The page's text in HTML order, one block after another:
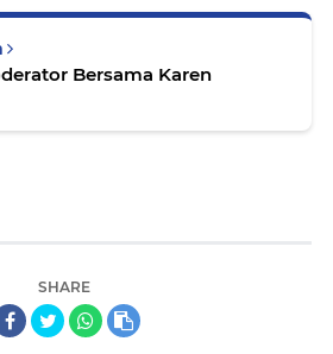
Bersama Karen
SHARE